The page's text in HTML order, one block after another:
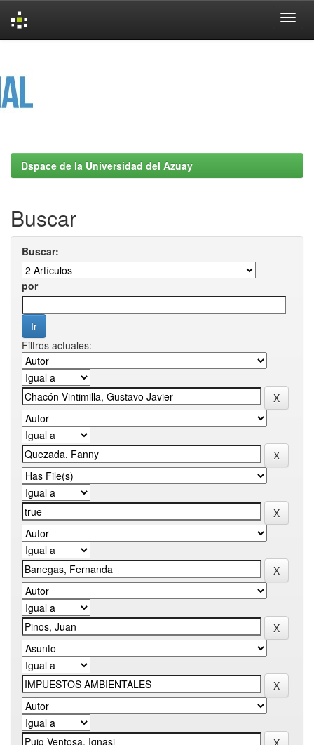
Dspace de la Universidad del Azuay
Buscar
Buscar:
por
Filtros actuales: